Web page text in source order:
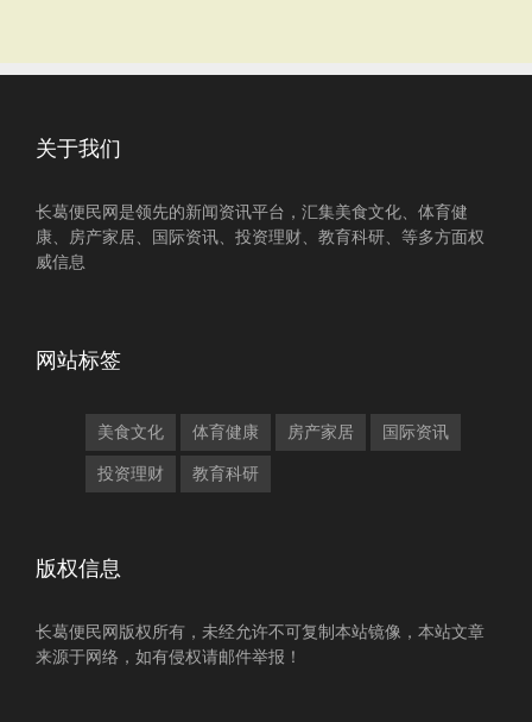
关于我们
长葛便民网是领先的新闻资讯平台，汇集美食文化、体育健
康、房产家居、国际资讯、投资理财、教育科研、等多方面权
威信息
网站标签
美食文化 体育健康 房产家居 国际资讯
投资理财 教育科研
版权信息
长葛便民网版权所有，未经允许不可复制本站镜像，本站文章
来源于网络，如有侵权请邮件举报！